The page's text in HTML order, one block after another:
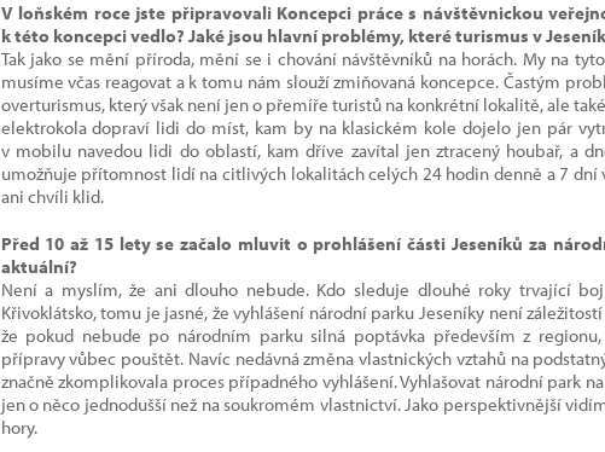
V loňském roce jste připravovali Koncepci práce s návštěvnickou
k této koncepci vedlo? Jaké jsou hlavní problémy, které turismus v
Tak jako se mění příroda, mění se i chování návštěvníků na horách. My na
musíme včas reagovat a k tomu nám slouží zmiňovaná koncepce. Častým
overturismus, který však není jen o přemíře turistů na konkrétní lokalitě, ale
elektrokola dopraví lidi do míst, kam by na klasickém kole dojelo jen pár
v mobilu navedou lidi do oblastí, kam dříve zavítal jen ztracený houbař, a
umožňuje přítomnost lidí na citlivých lokalitách celých 24 hodin denně a 7 dní
ani chvíli klid.
Před 10 až 15 lety se začalo mluvit o prohlášení části Jeseníků za
aktuální?
Není a myslím, že ani dlouho nebude. Kdo sleduje dlouhé roky trvající
Křivoklátsko, tomu je jasné, že vyhlášení národní parku Jeseníky není
že pokud nebude po národním parku silná poptávka především z
přípravy vůbec pouštět. Navíc nedávná změna vlastnických vztahů na
značně zkomplikovala proces případného vyhlášení. Vyhlašovat národní park
jen o něco jednodušší než na soukromém vlastnictví. Jako perspektivnější
hory.